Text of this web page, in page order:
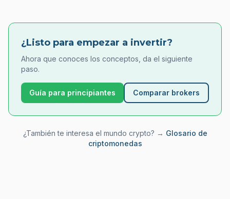
¿Listo para empezar a invertir?
Ahora que conoces los conceptos, da el siguiente
paso.
Guía para principiantes Comparar brokers
¿También te interesa el mundo crypto? → Glosario de
criptomonedas